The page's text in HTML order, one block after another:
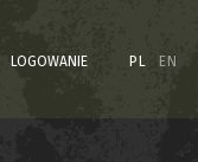
LOGOWANIE PL EN